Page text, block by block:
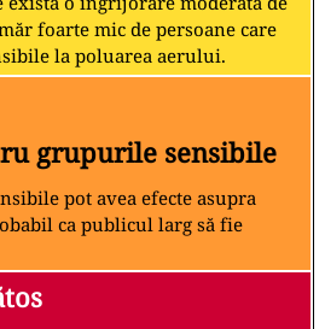
foarte mic de persoane care
la poluarea aerului.
grupurile sensibile
pot avea efecte asupra
ca publicul larg să fie